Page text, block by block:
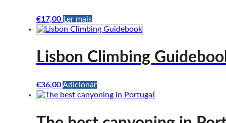
€17,00 Ler mais
Lisbon Climbing
€36,00Adicionar